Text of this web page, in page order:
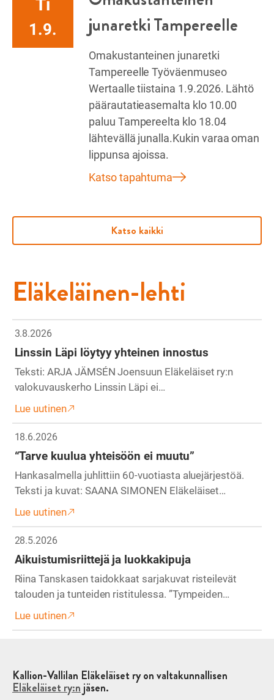
Ti
1.9.
junaretki Tampereelle
Omakustanteinen junaretki
Tampereelle Työväenmuseo
Wertaalle tiistaina 1.9.2026. Lähtö
päärautatieasemalta klo 10.00
paluu Tampereelta klo 18.04
lähtevällä junalla.Kukin varaa oman
lippunsa ajoissa.
Katso tapahtuma
Katso kaikki
Eläkeläinen-lehti
3.8.2026
Linssin Läpi löytyy yhteinen innostus
Teksti: ARJA JÄMSÉN Joensuun Eläkeläiset ry:n
valokuvauskerho Linssin Läpi ei…
Lue uutinen
18.6.2026
“Tarve kuulua yhteisöön ei muutu”
Hankasalmella juhlittiin 60-vuotiasta aluejärjestöä.
Teksti ja kuvat: SAANA SIMONEN Eläkeläiset…
Lue uutinen
28.5.2026
Aikuistumisriittejä ja luokkakipuja
Riina Tanskasen taidokkaat sarjakuvat risteilevät
talouden ja tunteiden ristitulessa. ”Tympeiden…
Lue uutinen
Kallion-Vallilan Eläkeläiset ry on valtakunnallisen
Eläkeläiset ry:njäsen.